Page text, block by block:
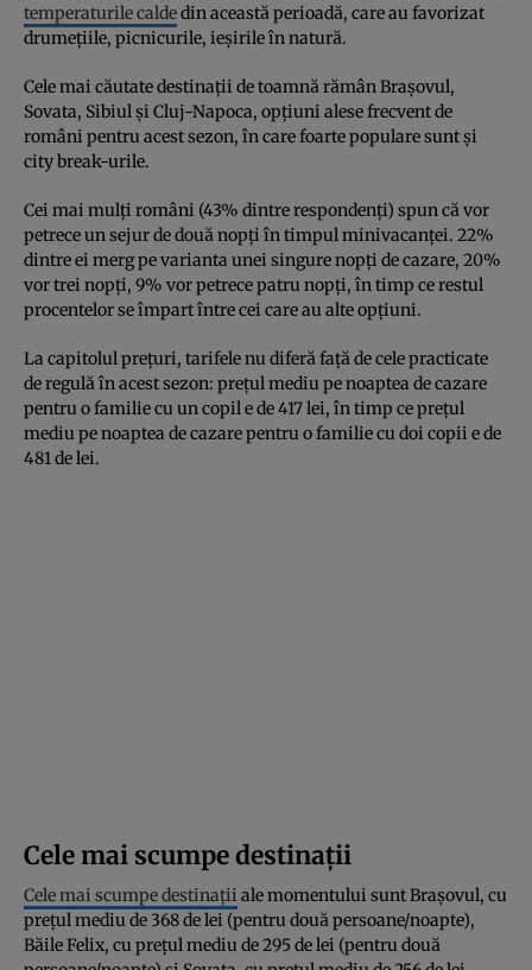
temperaturile caldedin această perioadă, care au favorizat
drumețiile, picnicurile, ieșirile în natură.
Cele mai căutate destinații de toamnă rămân Brașovul,
Sovata, Sibiul și Cluj-Napoca, opțiuni alese frecvent de
români pentru acest sezon, în care foarte populare sunt și
city break-urile.
Cei mai mulți români (43% dintre respondenți) spun că vor
petrece un sejur de două nopți în timpul minivacanței. 22%
dintre ei merg pe varianta unei singure nopți de cazare, 20%
vor trei nopți, 9% vor petrece patru nopți, în timp ce restul
procentelor se împart între cei care au alte opțiuni.
La capitolul prețuri, tarifele nu diferă față de cele practicate
de regulă în acest sezon: prețul mediu pe noaptea de cazare
pentru o familie cu un copil e de 417 lei, în timp ce prețul
mediu pe noaptea de cazare pentru o familie cu doi copii e de
481 de lei.
Cele mai scumpe destinații
Cele mai scumpe destinații ale momentului sunt Brașovul, cu
prețul mediu de 368 de lei (pentru două persoane/noapte),
Băile Felix, cu prețul mediu de 295 de lei (pentru două